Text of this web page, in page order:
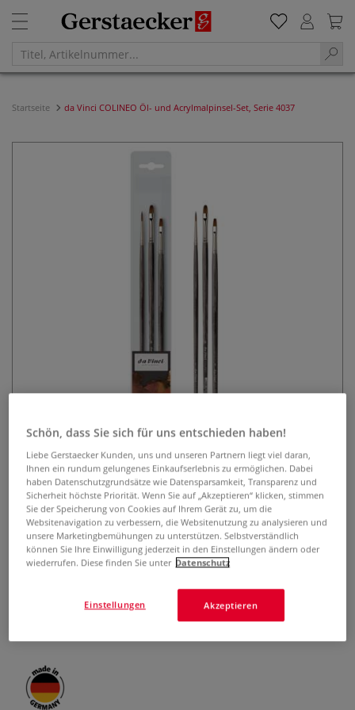
Startseite da Vinci COLINEO Öl- und Acrylmalpinsel-Set, Serie 4037
da Vinci COLINEO Öl- und
Acrylmalpinsel-Set, Serie 4037
0 Bewertungen
4037 enthält 3 Pinsel in verschiedenen Formen.
Synthetikfasern, Kolinsky-Rotmarderimitation, langer Stiel
Schön, dass Sie sich für uns entschieden haben!
Liebe Gerstaecker Kunden, uns und unseren Partnern liegt viel daran,
Ihnen ein rundum gelungenes Einkaufserlebnis zu ermöglichen. Dabei
haben Datenschutzgrundsätze wie Datensparsamkeit, Transparenz und
Sicherheit höchste Priorität. Wenn Sie auf „Akzeptieren“ klicken, stimmen
Sie der Speicherung von Cookies auf Ihrem Gerät zu, um die
Websitenavigation zu verbessern, die Websitenutzung zu analysieren und
unsere Marketingbemühungen zu unterstützen. Selbstverständlich
können Sie Ihre Einwilligung jederzeit in den Einstellungen ändern oder
wiederrufen. Diese finden Sie unter Datenschutz
Akzeptieren
Einstellungen